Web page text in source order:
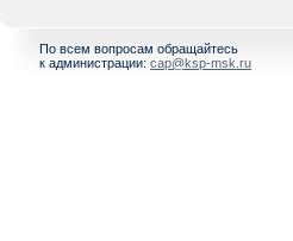
По всем вопросам обращайтесь
к администрации: cap@ksp-msk.ru